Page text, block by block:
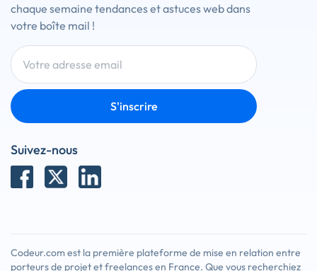
chaque semaine tendances et astuces web dans
votre boîte mail !
S'inscrire
Suivez-nous
Codeur.com est la première plateforme de mise en relation entre
porteurs de projet et freelances en France. Que vous recherchiez